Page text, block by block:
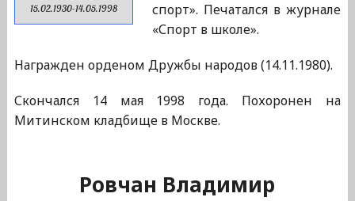
15.02.1930-14.05.1998
спорт». Печатался в журнале
«Спорт в школе».
Награжден орденом Дружбы народов (14.11.1980).
Скончался 14 мая 1998 года. Похоронен на
Митинском кладбище в Москве.
Ровчан Владимир